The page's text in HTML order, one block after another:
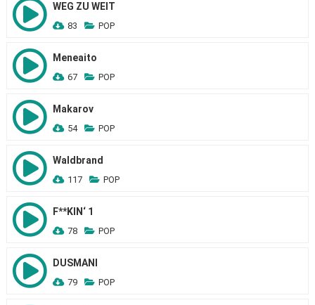
WEG ZU WEIT
83 POP
Meneaito
67 POP
Makarov
54 POP
Waldbrand
117 POP
F**KIN‘ 1
78 POP
DUSMANI
79 POP